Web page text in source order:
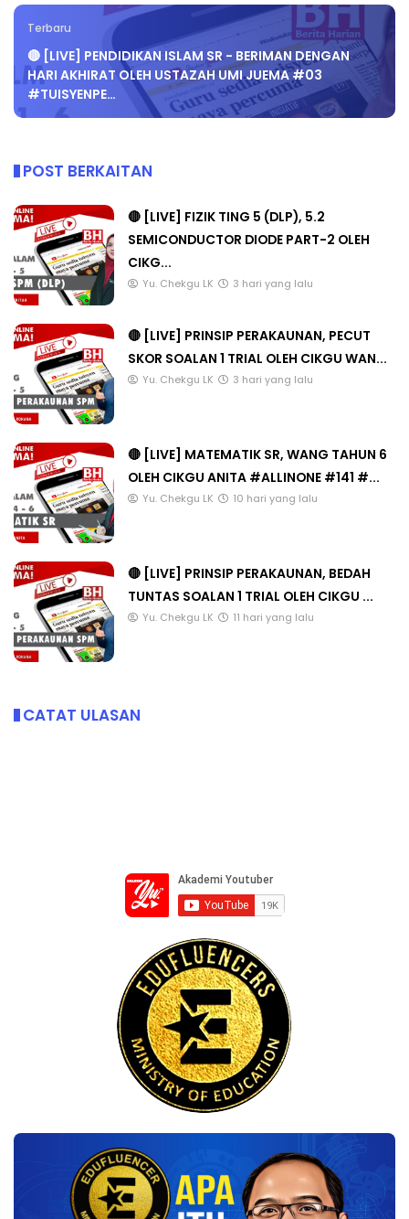
Terbaru
🔴 [LIVE] PENDIDIKAN ISLAM SR - BERIMAN DENGAN
HARI AKHIRAT OLEH USTAZAH UMI JUEMA #03
#TUISYENPE…
POST BERKAITAN
🔴 [LIVE] FIZIK TING 5 (DLP), 5.2
SEMICONDUCTOR DIODE PART-2 OLEH
CIKG...
Yu. Chekgu LK 3 hari yang lalu
🔴 [LIVE] PRINSIP PERAKAUNAN, PECUT
SKOR SOALAN 1 TRIAL OLEH CIKGU WAN...
Yu. Chekgu LK 3 hari yang lalu
🔴 [LIVE] MATEMATIK SR, WANG TAHUN 6
OLEH CIKGU ANITA #ALLINONE #141 #...
Yu. Chekgu LK 10 hari yang lalu
🔴 [LIVE] PRINSIP PERAKAUNAN, BEDAH
TUNTAS SOALAN 1 TRIAL OLEH CIKGU ...
Yu. Chekgu LK 11 hari yang lalu
CATAT ULASAN